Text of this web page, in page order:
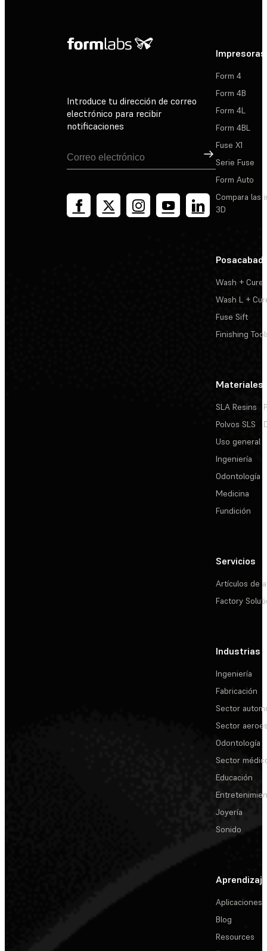
Introduce tu dirección de correo
electrónico para recibir
notificaciones
Suscribirse
Impresoras
Form 4
Form 4B
Form 4L
Form 4BL
Fuse X1
Serie Fuse
Form Auto
Compara las
3D
Wash + Cure
Wash L +
Fuse Sift
Finishing
Materiales
SLA Resins
Polvos SLS
Uso general
Ingeniería
Odontología
Medicina
Fundición
Servicios
Artículos de
Factory
Industrias
Ingeniería
Fabricación
Sector
Sector
Odontología
Sector
Educación
Joyería
Sonido
Aprendizaje
Aplicaciones
Blog
Resources